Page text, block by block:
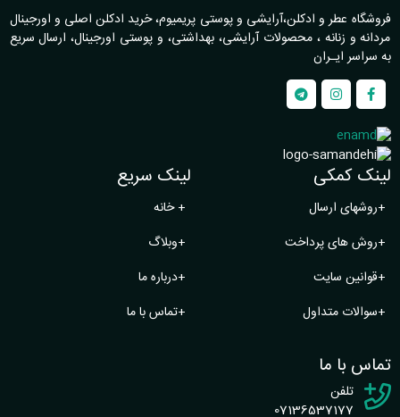
فروشگاه عطر و ادکلن،آرایشی و پوستی پریمیوم، خرید ادکلن اصلی و اورجینال
مردانه و زنانه ، محصولات آرایشی، بهداشتی، و پوستی اورجینال، ارسال سریع
به سراسر ایـران
لینک کمکی
+روشهای ارسال
+روش های پرداخت
+قوانین سایت
+سوالات متداول
لینک سریع
+خانه
+وبلاگ
+درباره ما
+تماس با ما
تماس با ما
تلفن
07136537177